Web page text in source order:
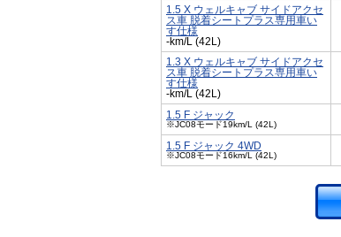
1.5 X ウェルキャブ サイドアクセ
ス車 脱着シートプラス専用車い
す仕様
-km/L (42L)
1.3 X ウェルキャブ サイドアクセ
ス車 脱着シートプラス専用車い
す仕様
-km/L (42L)
1.5 F ジャック
※JC08モード19km/L (42L)
1.5 F ジャック 4WD
※JC08モード16km/L (42L)